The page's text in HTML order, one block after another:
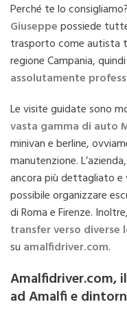
Perché te lo
Giuseppepossiede
trasporto come autista
regione Campania,
assolutamente
Le visite guidate sono
vasta gamma di auto
minivan e berline,
manutenzione.
ancora più dettagliato
possibile organizzare
di Roma e Firenze.
transfer verso diverse
su amalfidriver.com.
Amalfidriver.com,
ad Amalfi e